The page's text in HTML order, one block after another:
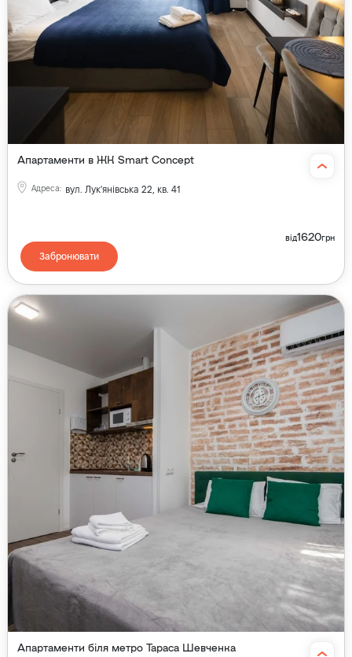
Апартаменти в ЖК Smart Concept
Адреса: вул. Лук'янівська 22, кв. 41
від1620грн
Забронювати
Апартаменти біля метро Тараса Шевченка